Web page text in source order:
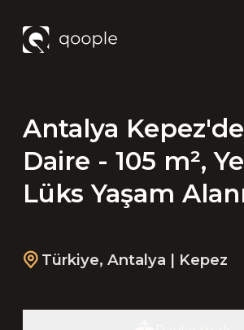
Antalya Kepez'de
Daire - 105 m²,
Lüks Yaşam
Türkiye, Antalya | Kepez